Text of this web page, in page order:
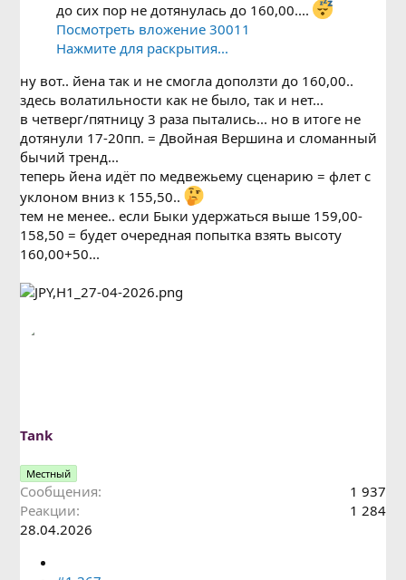
до сих пор не дотянулась до 160,00....
Посмотреть вложение 30011
Нажмите для раскрытия...
ну вот.. йена так и не смогла доползти до 160,00..
здесь волатильности как не было, так и нет...
в четверг/пятницу 3 раза пытались... но в итоге не
дотянули 17-20пп. = Двойная Вершина и сломанный
бычий тренд...
теперь йена идёт по медвежьему сценарию = флет с
уклоном вниз к 155,50..
тем не менее.. если Быки удержаться выше 159,00-
158,50 = будет очередная попытка взять высоту
160,00+50...
Tank
Местный
Сообщения
1 937
Реакции
1 284
28.04.2026